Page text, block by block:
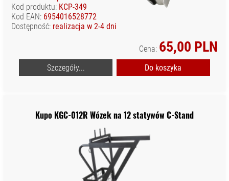
Kod produktu: KCP-349
Kod EAN: 6954016528772
Dostępność: realizacja w 2-4 dni
Cena: 65,00 PLN
Szczegóły... Do koszyka
Kupo KGC-012R Wózek na 12 statywów C-Stand
OSŁONY
WODOODPORNE
SPRZĘT I
AKCESORIA VR
STABILIZATORY,
STATYWY
NARAMIENNE, RIGI
STATYWY I
AKCESORIA